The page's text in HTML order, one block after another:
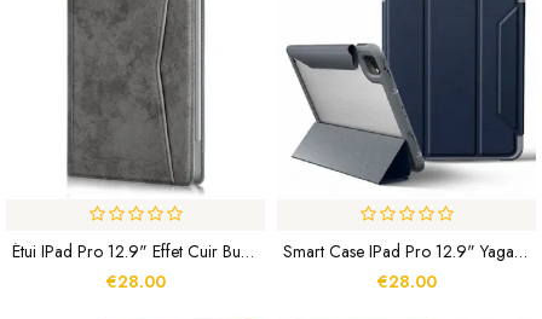
Étui IPad Pro 12.9" Effet Cuir Business
€28.00
Smart Case IPad Pro 12.9" Yagao Series MUTURAL
€28.00